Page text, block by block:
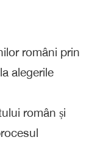
români prin
alegerile
român și